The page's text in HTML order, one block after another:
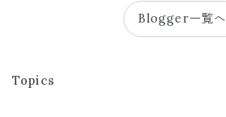
Blogger一覧へ
Topics